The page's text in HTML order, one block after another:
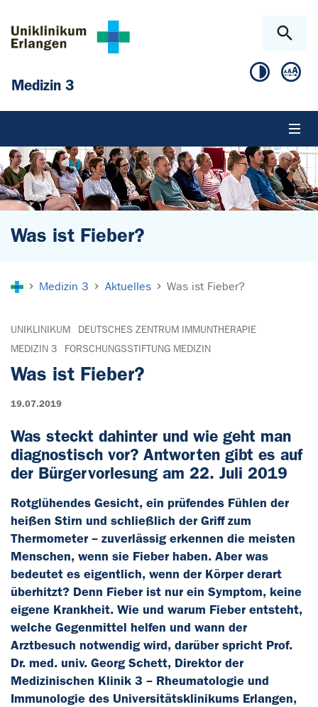
Medizin 3
Was ist Fieber?
Medizin 3 Aktuelles Was ist Fieber?
UNIKLINIKUM
DEUTSCHES ZENTRUM IMMUNTHERAPIE
MEDIZIN 3
FORSCHUNGSSTIFTUNG MEDIZIN
Was ist Fieber?
19.07.2019
Was steckt dahinter und wie geht man
diagnostisch vor? Antworten gibt es auf
der Bürgervorlesung am 22. Juli 2019
Rotglühendes Gesicht, ein prüfendes Fühlen der
heißen Stirn und schließlich der Griff zum
Thermometer – zuverlässig erkennen die meisten
Menschen, wenn sie Fieber haben. Aber was
bedeutet es eigentlich, wenn der Körper derart
überhitzt? Denn Fieber ist nur ein Symptom, keine
eigene Krankheit. Wie und warum Fieber entsteht,
welche Gegenmittel helfen und wann der
Arztbesuch notwendig wird, darüber spricht Prof.
Dr. med. univ. Georg Schett, Direktor der
Medizinischen Klinik 3 – Rheumatologie und
Immunologie des Universitätsklinikums Erlangen,